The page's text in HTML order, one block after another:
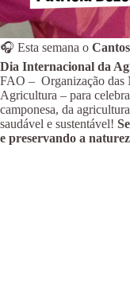
🎧 Esta semana o
Dia Internacional da
FAO – Organização das
Agricultura – para
camponesa, da
saudável e sustentável!
e preservando a